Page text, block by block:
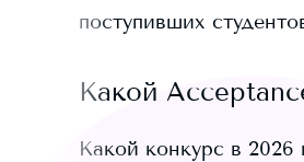
поступивших
Какой
Какой конкурс в 2026